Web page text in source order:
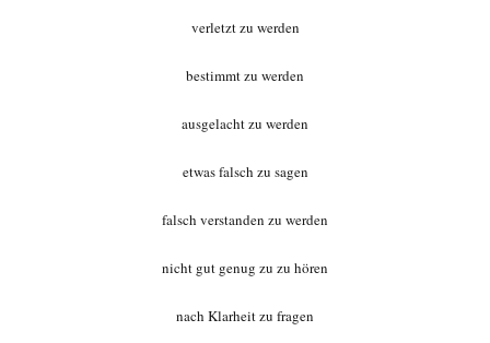
verletzt zu werden
bestimmt zu werden
ausgelacht zu werden
etwas falsch zu sagen
falsch verstanden zu werden
nicht gut genug zu zu hören
nach Klarheit zu fragen